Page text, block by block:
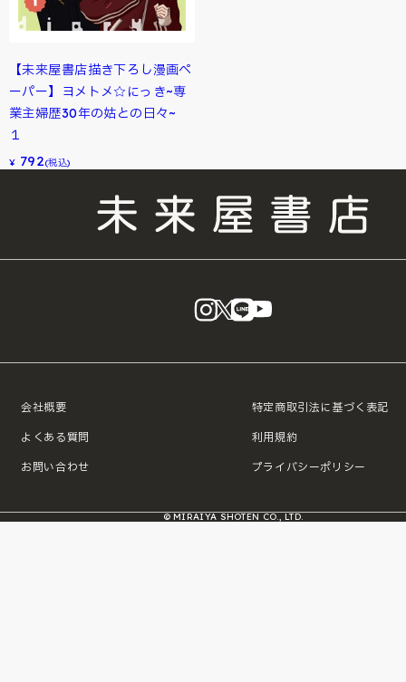
【未来屋書店描き下ろし漫画ペ
ーパー】ヨメトメ☆にっき~専
業主婦歴30年の姑との日々~
１
¥ 792(税込)
instagram
X LINE
会社概要
よくある質問
お問い合わせ
特定商取引法に基づく表記
利用規約
プライバシーポリシー
© MIRAIYA SHOTEN CO., LTD.